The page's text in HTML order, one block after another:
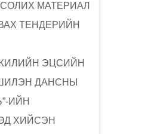
МАТЕРИАЛ
ТЕНДЕРИЙН
ЭЦСИЙН
ДАНСНЫ
ИЙН
ХИЙСЭН